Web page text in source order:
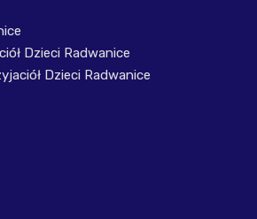
Dzieci Radwanice
Dzieci Radwanice